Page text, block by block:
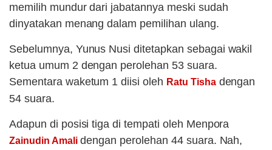
memilih mundur dari jabatannya meski sudah
dinyatakan menang dalam pemilihan ulang.
Sebelumnya, Yunus Nusi ditetapkan sebagai wakil
ketua umum 2 dengan perolehan 53 suara.
Sementara waketum 1 diisi oleh Ratu Tishadengan
54 suara.
Adapun di posisi tiga di tempati oleh Menpora
Zainudin Amalidengan perolehan 44 suara. Nah,